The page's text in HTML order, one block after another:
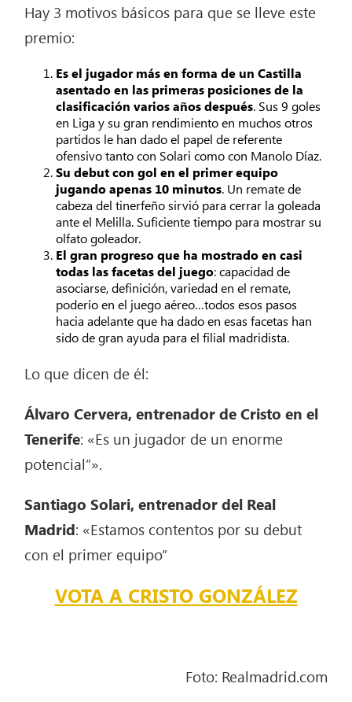
Hay 3 motivos básicos para que se lleve este
premio:
Es el jugador más en forma de un Castilla
asentado en las primeras posiciones de la
clasificación varios años después. Sus 9 goles
en Liga y su gran rendimiento en muchos otros
partidos le han dado el papel de referente
ofensivo tanto con Solari como con Manolo Díaz.
Su debut con gol en el primer equipo
jugando apenas 10 minutos. Un remate de
cabeza del tinerfeño sirvió para cerrar la goleada
ante el Melilla. Suficiente tiempo para mostrar su
olfato goleador.
El gran progreso que ha mostrado en casi
todas las facetas del juego: capacidad de
asociarse, definición, variedad en el remate,
poderío en el juego aéreo…todos esos pasos
hacia adelante que ha dado en esas facetas han
sido de gran ayuda para el filial madridista.
Lo que dicen de él:
Álvaro Cervera, entrenador de Cristo en el
Tenerife: «Es un jugador de un enorme
potencial”».
Santiago Solari, entrenador del Real
Madrid: «Estamos contentos por su debut
con el primer equipo”
VOTA A CRISTO GONZÁLEZ
Foto: Realmadrid.com